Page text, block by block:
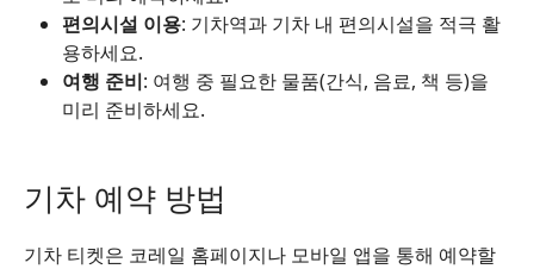
편의시설 이용: 기차역과 기차 내 편의시설을 적극 활
용하세요.
여행 준비: 여행 중 필요한 물품(간식, 음료, 책 등)을
미리 준비하세요.
기차 예약 방법
기차 티켓은 코레일 홈페이지나 모바일 앱을 통해 예약할